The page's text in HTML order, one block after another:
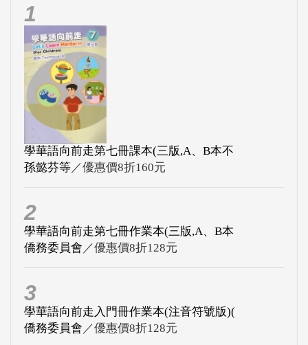
1
學華語向前走第七冊課本(三版,A、B本不
孫懿芬等／優惠價8折160元
2
學華語向前走第七冊作業本(三版,A、B本
僑務委員會 ／優惠價8折128元
3
學華語向前走入門冊作業本(注音符號版)(
僑務委員會 ／優惠價8折128元